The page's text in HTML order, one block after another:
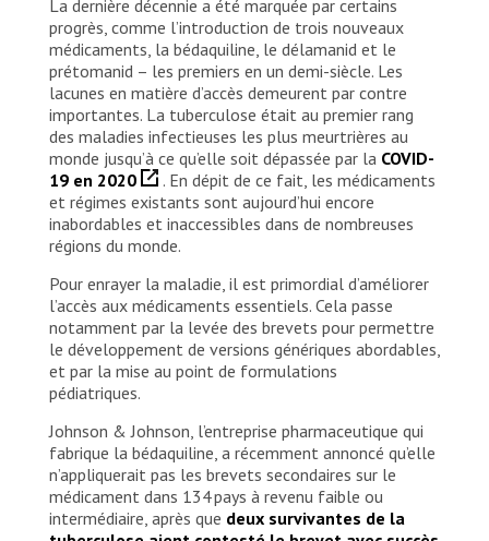
La dernière décennie a été marquée par certains
progrès, comme l’introduction de trois nouveaux
médicaments, la bédaquiline, le délamanid et le
prétomanid – les premiers en un demi-siècle. Les
lacunes en matière d’accès demeurent par contre
importantes. La tuberculose était au premier rang
des maladies infectieuses les plus meurtrières au
monde jusqu’à ce qu’elle soit dépassée par la COVID-
19 en 2020
. En dépit de ce fait, les médicaments
et régimes existants sont aujourd’hui encore
inabordables et inaccessibles dans de nombreuses
régions du monde.
Pour enrayer la maladie, il est primordial d’améliorer
l’accès aux médicaments essentiels. Cela passe
notamment par la levée des brevets pour permettre
le développement de versions génériques abordables,
et par la mise au point de formulations
pédiatriques.
Johnson & Johnson, l’entreprise pharmaceutique qui
fabrique la bédaquiline, a récemment annoncé qu’elle
n’appliquerait pas les brevets secondaires sur le
médicament dans 134 pays à revenu faible ou
intermédiaire, après que deux survivantes de la